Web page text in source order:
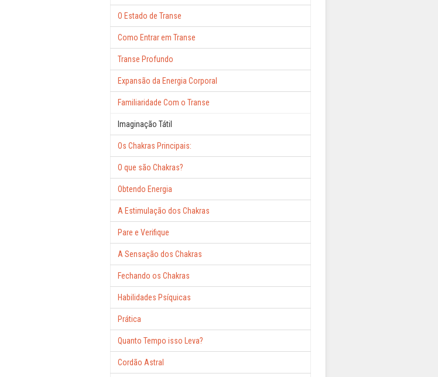
O Estado de Transe
Como Entrar em Transe
Transe Profundo
Expansão da Energia Corporal
Familiaridade Com o Transe
Imaginação Tátil
Os Chakras Principais:
O que são Chakras?
Obtendo Energia
A Estimulação dos Chakras
Pare e Verifique
A Sensação dos Chakras
Fechando os Chakras
Habilidades Psíquicas
Prática
Quanto Tempo isso Leva?
Cordão Astral